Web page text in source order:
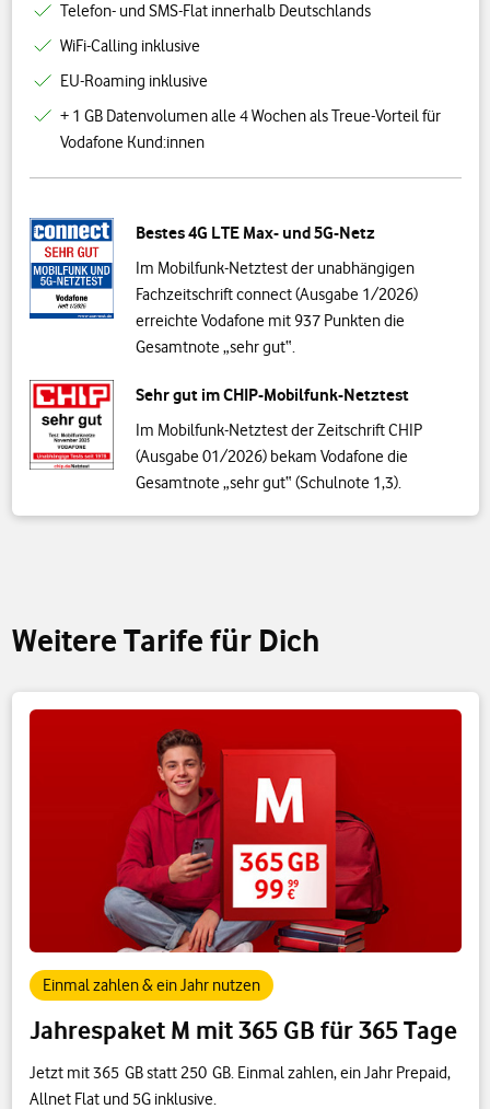
Telefon- und SMS-Flat innerhalb Deutschlands
WiFi-Calling inklusive
EU-Roaming inklusive
+ 1 GB Datenvolumen alle 4 Wochen als Treue-Vorteil für
Vodafone Kund:innen
Bestes 4G LTE Max- und 5G-Netz
Im Mobilfunk-Netztest der unabhängigen
Fachzeitschrift connect (Ausgabe 1/2026)
erreichte Vodafone mit 937 Punkten die
Gesamtnote „sehr gut“.
Sehr gut im CHIP-Mobilfunk-Netztest
Im Mobilfunk-Netztest der Zeitschrift CHIP
(Ausgabe 01/2026) bekam Vodafone die
Gesamtnote „sehr gut“ (Schulnote 1,3).
Weitere Tarife für Dich
Jahrespaket M mit 365 GB für 365 Tage
Einmal zahlen & ein Jahr nutzen
Jetzt mit 365 GB statt 250 GB. Einmal zahlen, ein Jahr Prepaid,
Allnet Flat und 5G inklusive.